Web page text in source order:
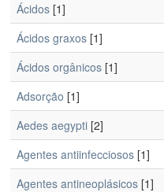
Ácidos [1]
Ácidos graxos [1]
Ácidos orgânicos [1]
Adsorção [1]
Aedes aegypti [2]
Agentes antiinfecciosos [1]
Agentes antineoplásicos [1]